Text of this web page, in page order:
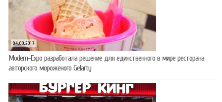
04.09.2017
Modern-Expo разработала решение для единственного в мире ресторана
авторского мороженого Gelarty